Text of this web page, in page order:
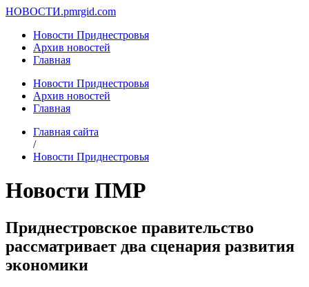
НОВОСТИ.pmrgid.com
Новости Приднестровья
Архив новостей
Главная
Новости Приднестровья
Архив новостей
Главная
Главная сайта
/
Новости Приднестровья
Новости ПМР
Приднестровское правительство
рассматривает два сценария развития
экономики